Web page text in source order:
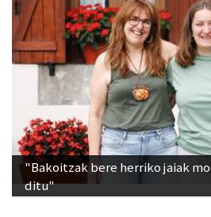
"Bakoitzak bere herriko jaiak
ditu"